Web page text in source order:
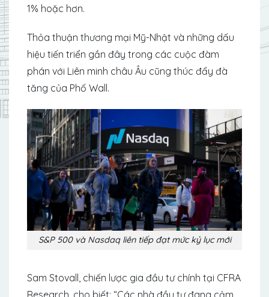
1% hoặc hơn.
Thỏa thuận thương mại Mỹ-Nhật và những dấu
hiệu tiến triển gần đây trong các cuộc đàm
phán với Liên minh châu Âu cũng thúc đẩy đà
tăng của Phố Wall.
S&P 500 và Nasdaq liên tiếp đạt mức kỷ lục mới
Sam Stovall, chiến lược gia đầu tư chính tại CFRA